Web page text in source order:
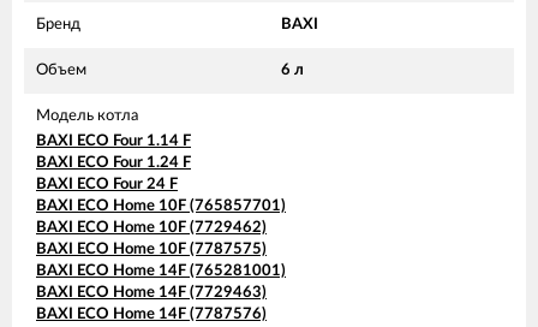
Бренд BAXI
Объем 6 л
Модель котла
BAXI ECO Four 1.14 F
BAXI ECO Four 1.24 F
BAXI ECO Four 24 F
BAXI ECO Home 10F (765857701)
BAXI ECO Home 10F (7729462)
BAXI ECO Home 10F (7787575)
BAXI ECO Home 14F (765281001)
BAXI ECO Home 14F (7729463)
BAXI ECO Home 14F (7787576)